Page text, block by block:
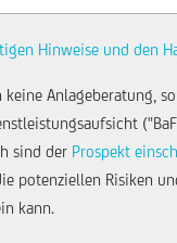
Hinweise und den
Anlageberatung,
sind der Prospekt
potenziellen Risiken
kann.